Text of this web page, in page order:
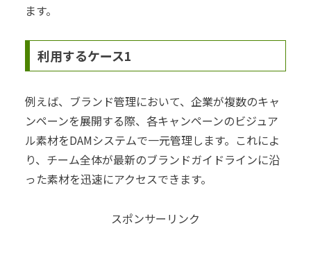
ます。
利用するケース1
例えば、ブランド管理において、企業が複数のキャ
ンペーンを展開する際、各キャンペーンのビジュア
ル素材をDAMシステムで一元管理します。これによ
り、チーム全体が最新のブランドガイドラインに沿
った素材を迅速にアクセスできます。
スポンサーリンク